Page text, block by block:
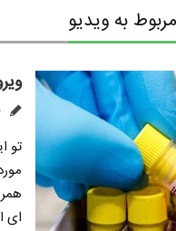
به ویدیو
تو
ای